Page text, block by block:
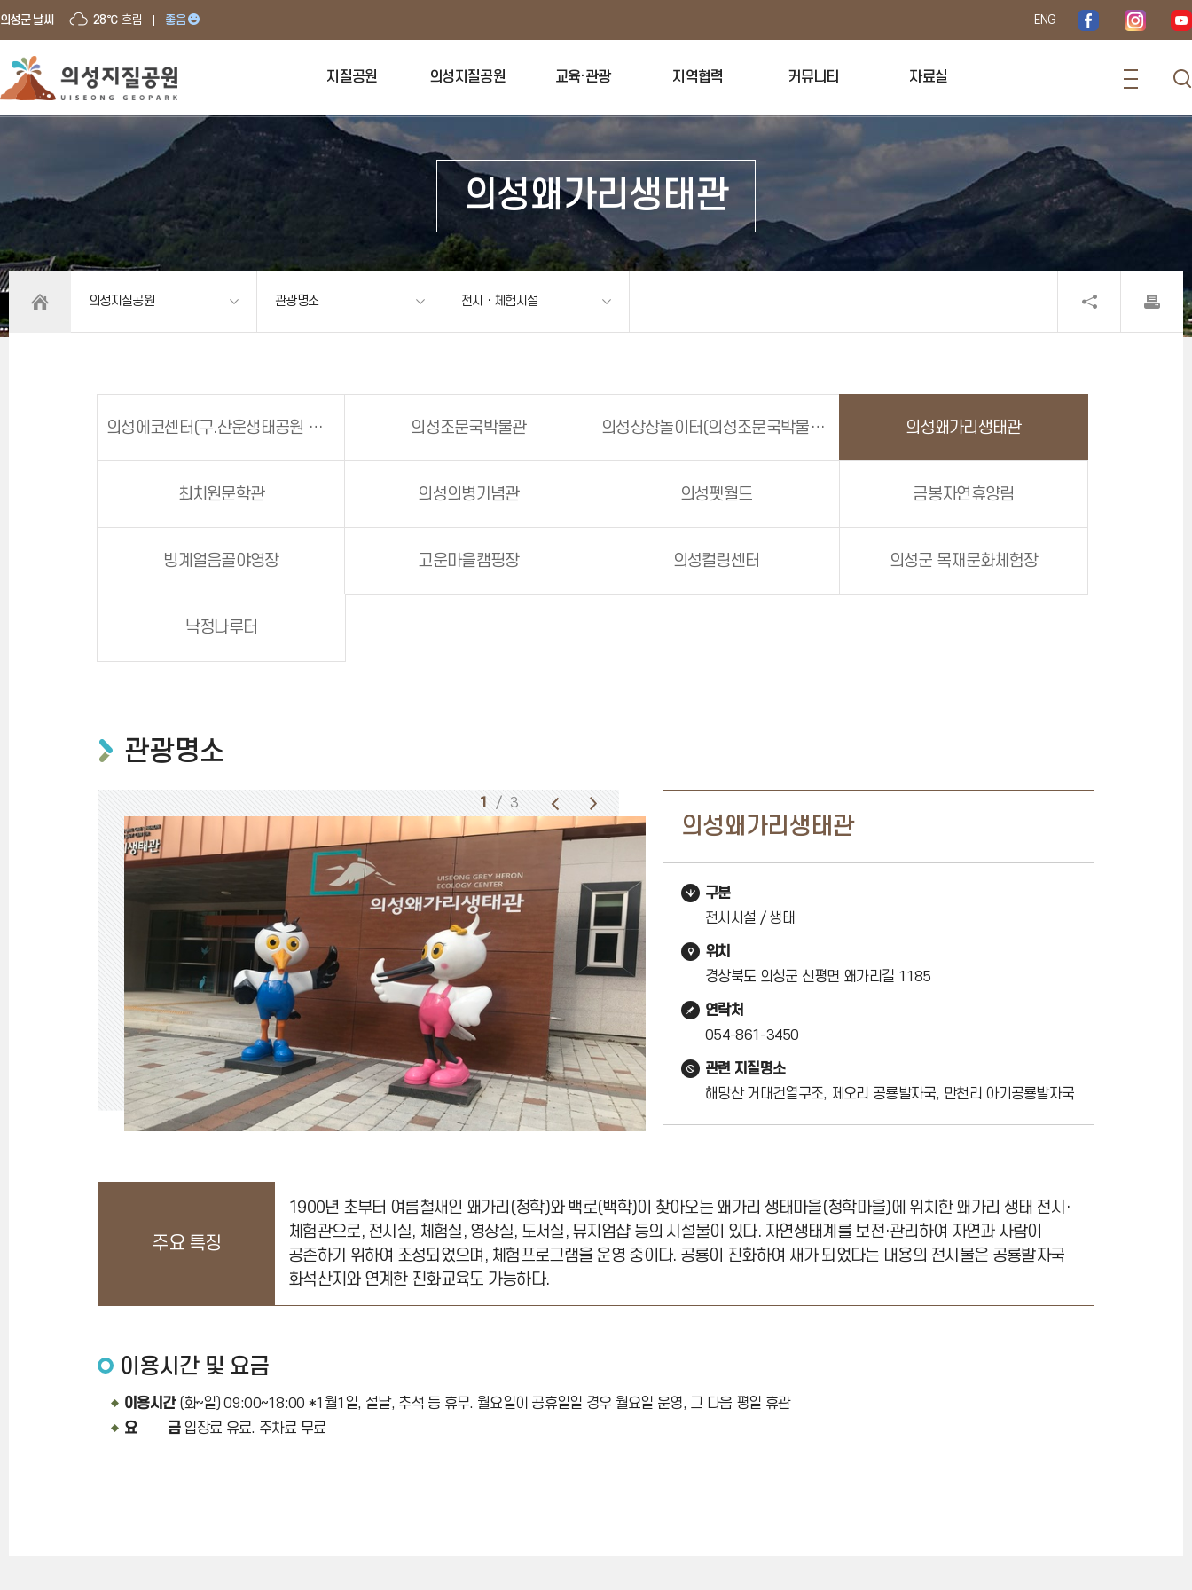
의성군 날씨 28℃ 흐림 좋음 ENG
지질공원 의성지질공원 교육·관광 지역협력 커뮤니티 자료실
의성왜가리생태관
의성지질공원 관광명소 전시ㆍ체험시설
의성에코센터(구.산운생태공원 생태관) 의성조문국박물관 의성상상놀이터(의성조문국박물관 별관) 의성왜가리생태관
최치원문학관 의성의병기념관 의성펫월드 금봉자연휴양림
빙계얼음골야영장 고운마을캠핑장 의성컬링센터 의성군 목재문화체험장
낙정나루터
관광명소
1 / 3
의성왜가리생태관
구분
전시시설 / 생태
위치
경상북도 의성군 신평면 왜가리길 1185
연락처
054-861-3450
관련 지질명소
해망산 거대건열구조, 제오리 공룡발자국, 만천리 아기공룡발자국
주요 특징
1900년 초부터 여름철새인 왜가리(청학)와 백로(백학)이 찾아오는 왜가리 생태마을(청학마을)에 위치한 왜가리 생태 전시·
체험관으로, 전시실, 체험실, 영상실, 도서실, 뮤지엄샵 등의 시설물이 있다. 자연생태계를 보전·관리하여 자연과 사람이
공존하기 위하여 조성되었으며, 체험프로그램을 운영 중이다. 공룡이 진화하여 새가 되었다는 내용의 전시물은 공룡발자국
화석산지와 연계한 진화교육도 가능하다.
이용시간 및 요금
이용시간(화~일) 09:00~18:00 *1월1일, 설날, 추석 등 휴무. 월요일이 공휴일일 경우 월요일 운영, 그 다음 평일 휴관
요 금입장료 유료. 주차료 무료